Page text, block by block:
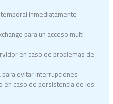
inmediatamente
para un acceso multi-
en caso de problemas de
evitar interrupciones
en caso de persistencia de los